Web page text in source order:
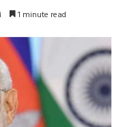
1 minute read